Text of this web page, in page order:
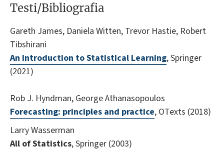
Testi/Bibliografia
Gareth James, Daniela Witten, Trevor Hastie, Robert
Tibshirani
An Introduction to Statistical Learning, Springer
(2021)
Rob J. Hyndman, George Athanasopoulos
Forecasting: principles and practice, OTexts (2018)
Larry Wasserman
All of Statistics, Springer (2003)